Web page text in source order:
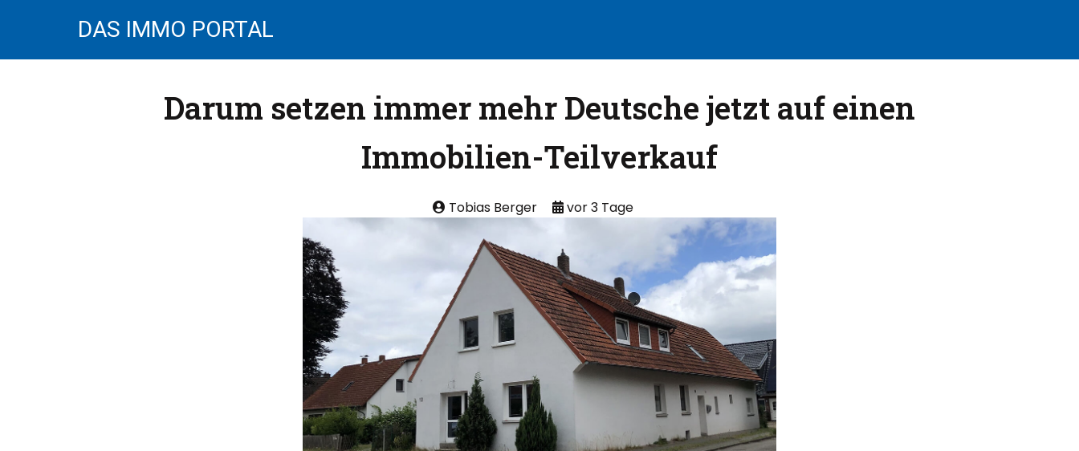
DAS IMMO PORTAL
Darum setzen immer mehr Deutsche jetzt auf einen
Immobilien-Teilverkauf
Tobias Berger